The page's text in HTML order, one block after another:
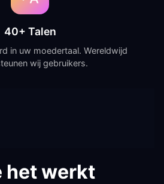
40+ Talen
in uw moedertaal. Wereldwijd
wij gebruikers.
het werkt